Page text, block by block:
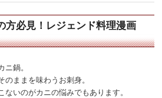
方必見！レジェンド料理漫画
鍋。
ままを味わうお刺身。
いのがカニの悩みでもあります。